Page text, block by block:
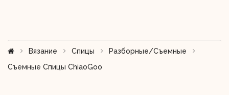
Вязание Спицы
Разборные/съемные
Съемные Спицы ChiaoGoo